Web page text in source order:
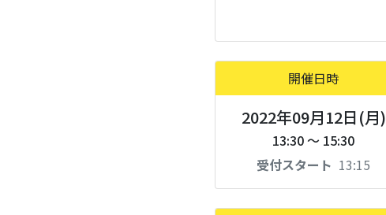
開催日時
2022年09月12日(月)
13:30 ～ 15:30
受付スタート 13:15